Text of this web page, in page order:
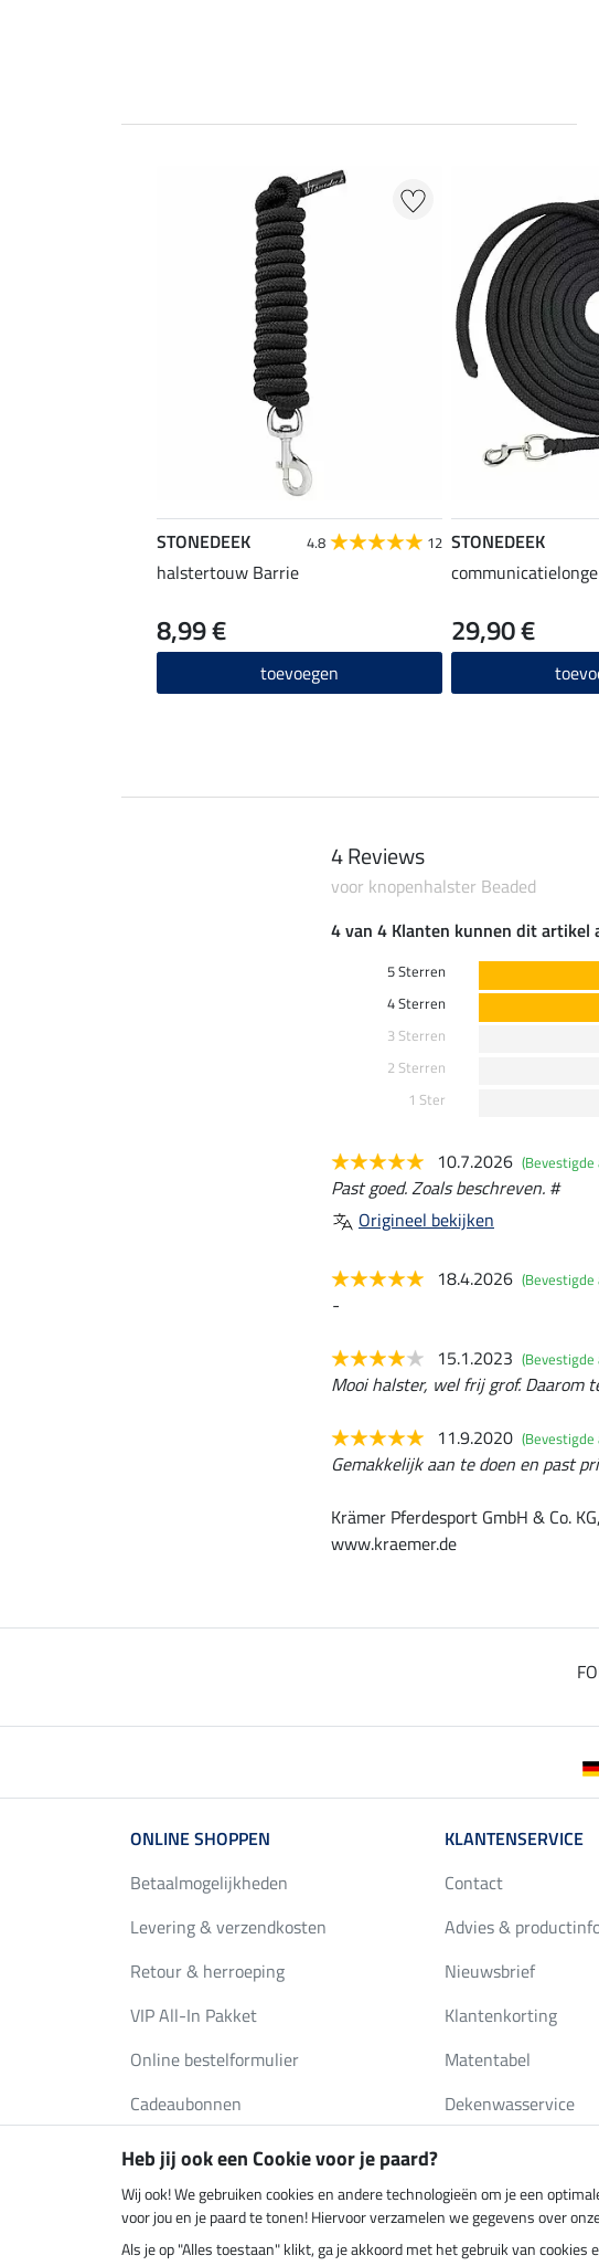
STONEDEEK 4.8 12
halstertouw Barrie
8,99 €
toevoegen
STONEDEEK
communicatielonge
29,90 €
4 Reviews
voor knopenhalster Beaded
4 van 4 Klanten kunnen dit artikel
5 Sterren
4 Sterren
3 Sterren
2 Sterren
1 Ster
10.7.2026 (Bevestigde
Past goed. Zoals beschreven. #
Origineel bekijken
18.4.2026 (Bevestigde
-
15.1.2023 (Bevestigde
Mooi halster, wel frij grof. Daarom
11.9.2020 (Bevestigde
Gemakkelijk aan te doen en past
Krämer Pferdesport GmbH & Co.
www.kraemer.de
ONLINE SHOPPEN
Betaalmogelijkheden
Levering & verzendkosten
Retour & herroeping
VIP All-In Pakket
Online bestelformulier
Cadeaubonnen
FAQ
KLANTENSERVICE
Contact
Advies &
Nieuwsbrief
Klantenkorting
Matentabel
Dekenwasservice
Heb jij ook een Cookie voor je paard?
Wij ook! We gebruiken cookies en andere technologieën om je een
voor jou en je paard te tonen! Hiervoor verzamelen we gegevens over
Als je op "Alles toestaan" klikt, ga je akkoord met het gebruik van